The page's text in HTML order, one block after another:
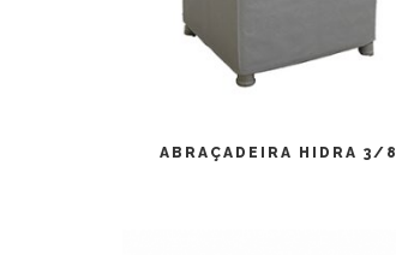
ABRAÇADEIRA HIDRA 3/8